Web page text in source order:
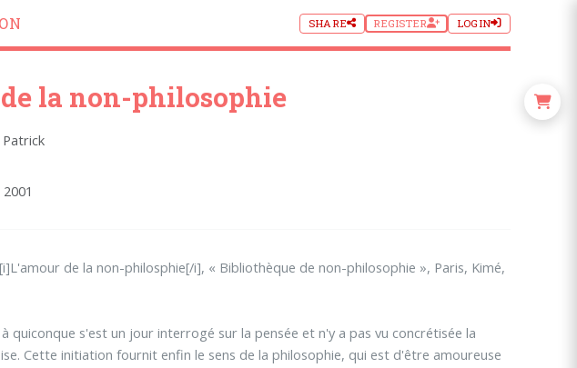
SHARE REGISTER LOGIN
la non-philosophie
de la non-philosphie[/i], « Bibliothèque de non-philosophie », Paris, Kimé,
quiconque s'est un jour interrogé sur la pensée et n'y a pas vu concrétisée la
Cette initiation fournit enfin le sens de la philosophie, qui est d'être amoureuse